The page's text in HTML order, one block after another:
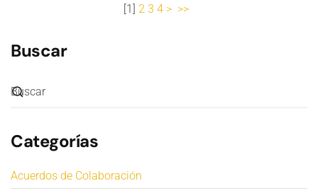
[1] 2 3 4 > >>
Buscar
Categorías
Acuerdos de Colaboración